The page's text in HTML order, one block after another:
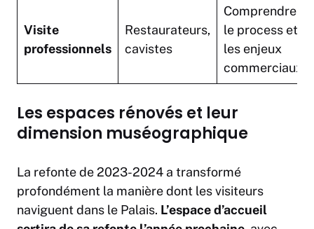
Visite
professionnels
Restaurateurs,
cavistes
Comprendre
le process et
les enjeux
commerciaux
Les espaces rénovés et leur
dimension muséographique
La refonte de 2023-2024 a transformé
profondément la manière dont les visiteurs
naviguent dans le Palais. L’espace d’accueil